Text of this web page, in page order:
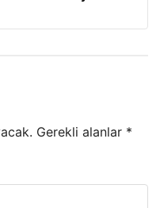
Gerekli alanlar *